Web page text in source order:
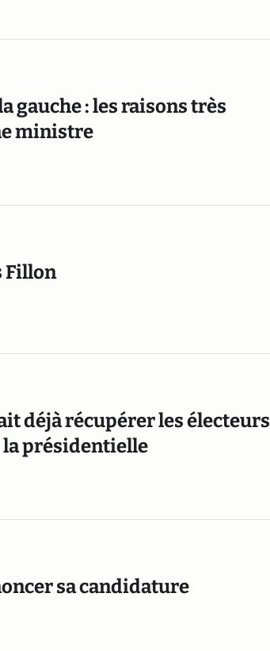
gauche : les raisons très
ministre
Fillon
déjà récupérer les électeurs
présidentielle
sa candidature